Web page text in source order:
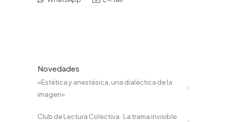
Novedades
«Estética y anestésica, una dialéctica de la
imagen»
Club de Lectura Colectiva · La trama invisible